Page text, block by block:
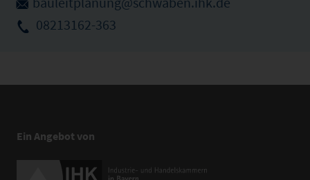
08213162-363
Ein Angebot von